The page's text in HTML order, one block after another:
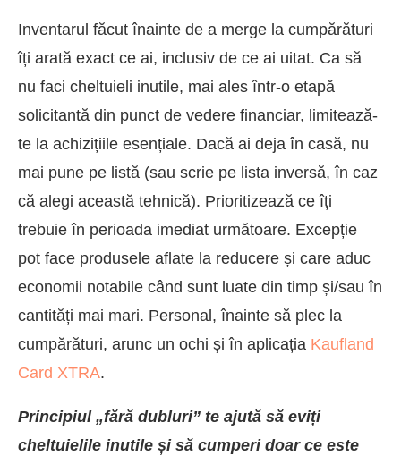
Inventarul făcut înainte de a merge la cumpărături
îți arată exact ce ai, inclusiv de ce ai uitat. Ca să
nu faci cheltuieli inutile, mai ales într-o etapă
solicitantă din punct de vedere financiar, limitează-
te la achizițiile esențiale. Dacă ai deja în casă, nu
mai pune pe listă (sau scrie pe lista inversă, în caz
că alegi această tehnică). Prioritizează ce îți
trebuie în perioada imediat următoare. Excepție
pot face produsele aflate la reducere și care aduc
economii notabile când sunt luate din timp și/sau în
cantități mai mari. Personal, înainte să plec la
cumpărături, arunc un ochi și în aplicația Kaufland
Card XTRA.
Principiul „fără dubluri” te ajută să eviți
cheltuielile inutile și să cumperi doar ce este